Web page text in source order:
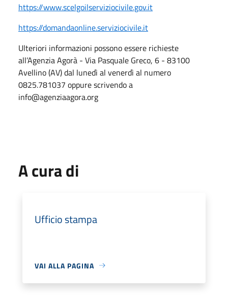
https://www.scelgoilserviziocivile.gov.it
https://domandaonline.serviziocivile.it
Ulteriori informazioni possono essere richieste
all’Agenzia Agorà - Via Pasquale Greco, 6 - 83100
Avellino (AV) dal lunedì al venerdì al numero
0825.781037 oppure scrivendo a
info@agenziaagora.org
A cura di
Ufficio stampa
VAI ALLA PAGINA